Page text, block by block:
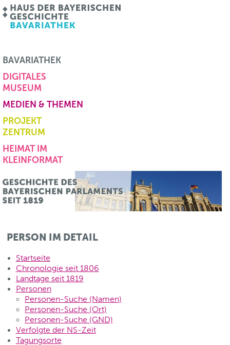
BAVARIATHEK
DIGITALES
MUSEUM
MEDIEN & THEMEN
PROJEKT
ZENTRUM
HEIMAT IM
KLEINFORMAT
PERSON IM DETAIL
Startseite
Chronologie seit 1806
Landtage seit 1819
Personen
Personen-Suche (Namen)
Personen-Suche (Ort)
Personen-Suche (GND)
Verfolgte der NS-Zeit
Tagungsorte